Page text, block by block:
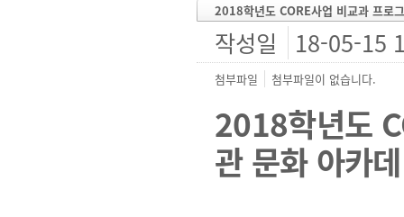
2018학년도 CORE사업 비교과 프로
작성일 18-05-15
첨부파일 첨부파일이 없습니다.
2018학년도
관 문화 아카